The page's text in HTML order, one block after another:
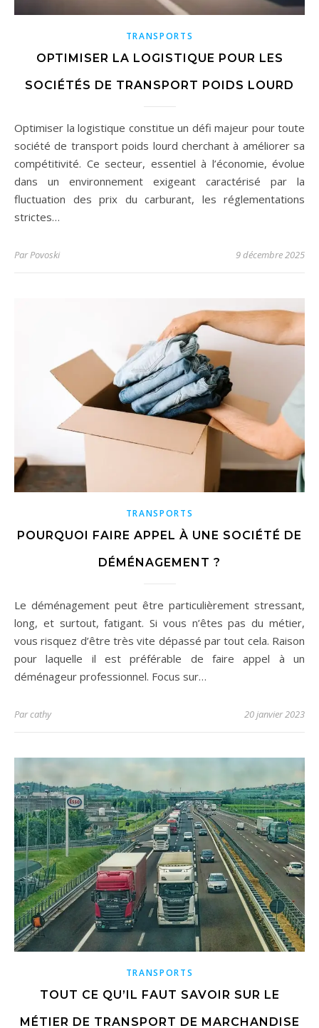
TRANSPORTS
OPTIMISER LA LOGISTIQUE POUR LES
SOCIÉTÉS DE TRANSPORT POIDS LOURD
Optimiser la logistique constitue un défi majeur pour toute
société de transport poids lourd cherchant à améliorer sa
compétitivité. Ce secteur, essentiel à l’économie, évolue
dans un environnement exigeant caractérisé par la
fluctuation des prix du carburant, les réglementations
strictes…
ParPovoski 9 décembre 2025
TRANSPORTS
POURQUOI FAIRE APPEL À UNE SOCIÉTÉ DE
DÉMÉNAGEMENT ?
Le déménagement peut être particulièrement stressant,
long, et surtout, fatigant. Si vous n’êtes pas du métier,
vous risquez d’être très vite dépassé par tout cela. Raison
pour laquelle il est préférable de faire appel à un
déménageur professionnel. Focus sur…
Parcathy 20 janvier 2023
TRANSPORTS
TOUT CE QU’IL FAUT SAVOIR SUR LE
MÉTIER DE TRANSPORT DE MARCHANDISE